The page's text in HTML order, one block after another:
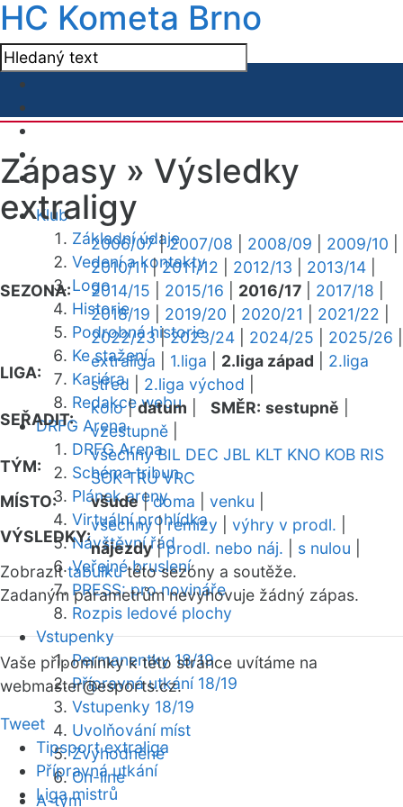
HC Kometa Brno
Klub
Základní údaje
Vedení a kontakty
Logo
Historie
Podrobná historie
Ke stažení
Kariéra
Redakce webu
DRFG Arena
DRFG Arena
Schéma tribun
Plánek areny
Virtuální prohlídka
Návštěvní řád
Veřejné bruslení
PRESS: pro novináře
Rozpis ledové plochy
Vstupenky
Permanentky 18/19
Přípravná utkání 18/19
Vstupenky 18/19
Uvolňování míst
Zvýhodněné
On-line
A-tým
Zápasy » Výsledky
extraligy
SEZONA:
2006/07|2007/08 2008/09 2009/10
2010/11|2011/12 2012/13 2013/14
2014/15
2015/16 2016/17 2017/18
2018/19
2019/20 2020/21 2021/22
2022/23|2023/24 2024/25 2025/26
LIGA:
extraliga 1.liga 2.liga západ
2.liga
střed
2.liga východ
SEŘADIT:
kolo|datum SMĚR: sestupně
vzestupně
TÝM:
všechny BIL DEC JBL KLT KNO KOB RIS
SOK TRU VRC
MÍSTO:
všude|doma venku
VÝSLEDKY:
všechny|remízy výhry v prodl.
nájezdy|prodl. nebo náj. s nulou
Zobrazittabulkutéto sezóny a soutěže.
Zadaným parametrům nevyhovuje žádný zápas.
Vaše připomínky k této stránce uvítáme na
webmaster@esports.cz.
Tweet
Tipsport extraliga
Přípravná utkání
Liga mistrů